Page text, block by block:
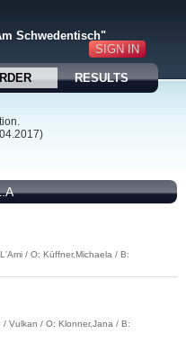
SIGN IN
Schwedentisch"
RESULTS
/ O: Küffner,Michaela / B:
/ Vulkan / O: Klonner,Jana / B: